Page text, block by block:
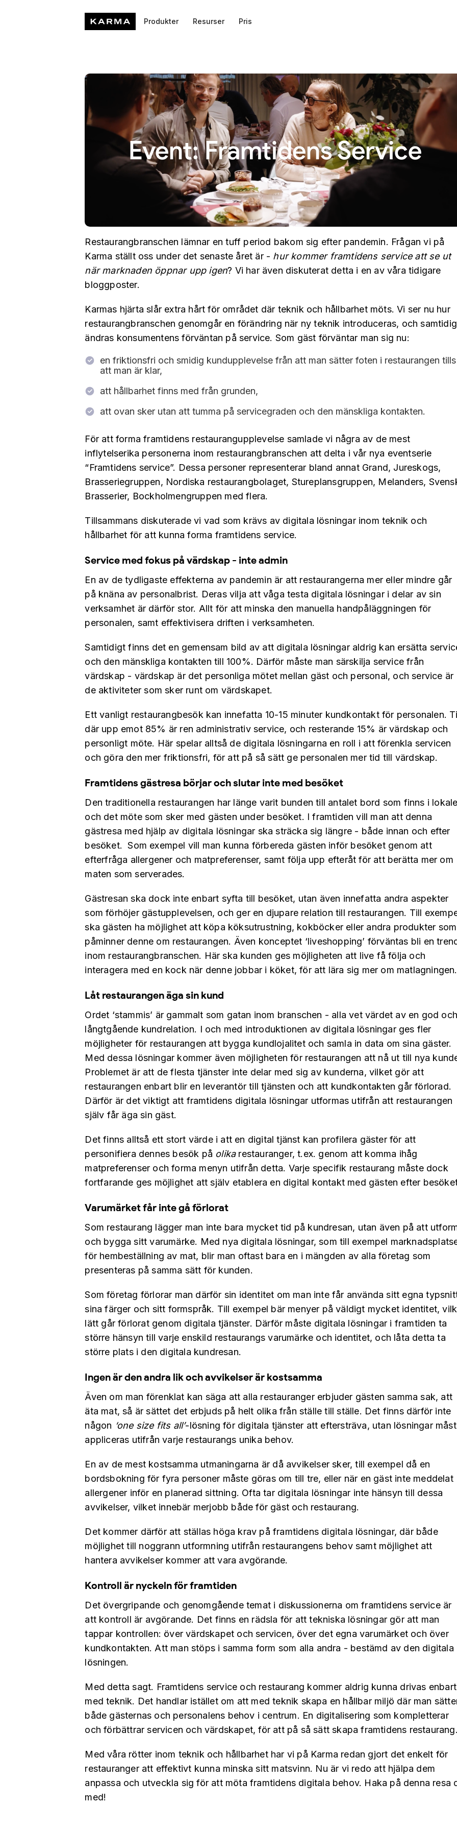
Produkter Resurser Pris
Event: Framtidens Service
Restaurangbranschen lämnar en tuff period bakom sig efter pandemin. Frågan vi på
Karma ställt oss under det senaste året är - hur kommer framtidens service att se ut
när marknaden öppnar upp igen? Vi har även diskuterat detta i en av våra tidigare
bloggposter.
‍Karmas hjärta slår extra hårt för området där teknik och hållbarhet möts. Vi ser nu hur
restaurangbranschen genomgår en förändring när ny teknik introduceras, och
ändras konsumentens förväntan på service. Som gäst förväntar man sig nu:
en friktionsfri och smidig kundupplevelse från att man sätter foten i restaurangen tills
att man är klar,
att hållbarhet finns med från grunden,
att ovan sker utan att tumma på servicegraden och den mänskliga kontakten.
För att forma framtidens restaurangupplevelse samlade vi några av de mest
inflytelserika personerna inom restaurangbranschen att delta i vår nya eventserie
“Framtidens service”. Dessa personer representerar bland annat Grand, Jureskogs,
Brasseriegruppen, Nordiska restaurangbolaget, Stureplansgruppen, Melanders,
Brasserier, Bockholmengruppen med flera.
Tillsammans diskuterade vi vad som krävs av digitala lösningar inom teknik och
hållbarhet för att kunna forma framtidens service.
Service med fokus på värdskap - inte admin
En av de tydligaste effekterna av pandemin är att restaurangerna mer eller mindre går
på knäna av personalbrist. Deras vilja att våga testa digitala lösningar i delar av sin
verksamhet är därför stor. Allt för att minska den manuella handpåläggningen för
personalen, samt effektivisera driften i verksamheten.
Samtidigt finns det en gemensam bild av att digitala lösningar aldrig kan ersätta
och den mänskliga kontakten till 100%. Därför måste man särskilja service från
värdskap - värdskap är det personliga mötet mellan gäst och personal, och service är
de aktiviteter som sker runt om värdskapet.
Ett vanligt restaurangbesök kan innefatta 10-15 minuter kundkontakt för personalen.
där upp emot 85% är ren administrativ service, och resterande 15% är värdskap och
personligt möte. Här spelar alltså de digitala lösningarna en roll i att förenkla servicen
och göra den mer friktionsfri, för att på så sätt ge personalen mer tid till värdskap.
Framtidens gästresa börjar och slutar inte med besöket
Den traditionella restaurangen har länge varit bunden till antalet bord som finns i
och det möte som sker med gästen under besöket. I framtiden vill man att denna
gästresa med hjälp av digitala lösningar ska sträcka sig längre - både innan och efter
besöket. Som exempel vill man kunna förbereda gästen inför besöket genom att
efterfråga allergener och matpreferenser, samt följa upp efteråt för att berätta mer om
maten som serverades.
Gästresan ska dock inte enbart syfta till besöket, utan även innefatta andra aspekter
som förhöjer gästupplevelsen, och ger en djupare relation till restaurangen. Till
ska gästen ha möjlighet att köpa köksutrustning, kokböcker eller andra produkter som
påminner denne om restaurangen. Även konceptet ‘liveshopping’ förväntas bli en
inom restaurangbranschen. Här ska kunden ges möjligheten att live få följa och
interagera med en kock när denne jobbar i köket, för att lära sig mer om
Låt restaurangen äga sin kund
Ordet ‘stammis’ är gammalt som gatan inom branschen - alla vet värdet av en god
långtgående kundrelation. I och med introduktionen av digitala lösningar ges fler
möjligheter för restaurangen att bygga kundlojalitet och samla in data om sina gäster.
Med dessa lösningar kommer även möjligheten för restaurangen att nå ut till nya
Problemet är att de flesta tjänster inte delar med sig av kunderna, vilket gör att
restaurangen enbart blir en leverantör till tjänsten och att kundkontakten går förlorad.
Därför är det viktigt att framtidens digitala lösningar utformas utifrån att restaurangen
själv får äga sin gäst.
Det finns alltså ett stort värde i att en digital tjänst kan profilera gäster för att
personifiera dennes besök på olika restauranger, t.ex. genom att komma ihåg
matpreferenser och forma menyn utifrån detta. Varje specifik restaurang måste dock
fortfarande ges möjlighet att själv etablera en digital kontakt med gästen efter
Varumärket får inte gå förlorat
Som restaurang lägger man inte bara mycket tid på kundresan, utan även på att
och bygga sitt varumärke. Med nya digitala lösningar, som till exempel
för hembeställning av mat, blir man oftast bara en i mängden av alla företag som
presenteras på samma sätt för kunden.
Som företag förlorar man därför sin identitet om man inte får använda sitt egna
sina färger och sitt formspråk. Till exempel bär menyer på väldigt mycket identitet,
lätt går förlorat genom digitala tjänster. Därför måste digitala lösningar i framtiden ta
större hänsyn till varje enskild restaurangs varumärke och identitet, och låta detta ta
större plats i den digitala kundresan.
Ingen är den andra lik och avvikelser är kostsamma
Även om man förenklat kan säga att alla restauranger erbjuder gästen samma sak, att
äta mat, så är sättet det erbjuds på helt olika från ställe till ställe. Det finns därför inte
någon ‘one size fits all’-lösning för digitala tjänster att eftersträva, utan lösningar
appliceras utifrån varje restaurangs unika behov.
En av de mest kostsamma utmaningarna är då avvikelser sker, till exempel då en
bordsbokning för fyra personer måste göras om till tre, eller när en gäst inte meddelat
allergener inför en planerad sittning. Ofta tar digitala lösningar inte hänsyn till dessa
avvikelser, vilket innebär merjobb både för gäst och restaurang.
Det kommer därför att ställas höga krav på framtidens digitala lösningar, där både
möjlighet till noggrann utformning utifrån restaurangens behov samt möjlighet att
hantera avvikelser kommer att vara avgörande.
Kontroll är nyckeln för framtiden
Det övergripande och genomgående temat i diskussionerna om framtidens service är
att kontroll är avgörande. Det finns en rädsla för att tekniska lösningar gör att man
tappar kontrollen: över värdskapet och servicen, över det egna varumärket och över
kundkontakten. Att man stöps i samma form som alla andra - bestämd av den digitala
lösningen.
Med detta sagt. Framtidens service och restaurang kommer aldrig kunna drivas enbart
med teknik. Det handlar istället om att med teknik skapa en hållbar miljö där man
både gästernas och personalens behov i centrum. En digitalisering som kompletterar
och förbättrar servicen och värdskapet, för att på så sätt skapa framtidens
Med våra rötter inom teknik och hållbarhet har vi på Karma redan gjort det enkelt för
restauranger att effektivt kunna minska sitt matsvinn. Nu är vi redo att hjälpa dem
anpassa och utveckla sig för att möta framtidens digitala behov. Haka på denna resa
med!